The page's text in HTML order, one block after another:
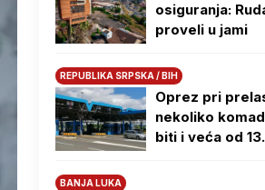
osiguranja:
proveli u jami
REPUBLIKA SRPSKA / BIH
Oprez pri
nekoliko
biti i veća od
BANJA LUKA